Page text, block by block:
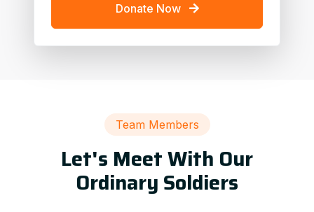
Donate Now
Team Members
Let's Meet With Our
Ordinary Soldiers